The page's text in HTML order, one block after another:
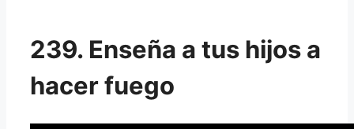
239. Enseña a tus hijos a
hacer fuego